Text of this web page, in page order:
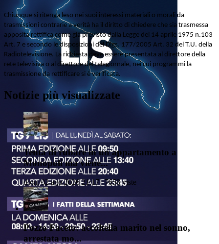
Chiunque si ritenga leso nei suoi interessi materiali o morali da
trasmissioni contrarie a verità ha il diritto di chiedere che sia trasmessa
apposita rettifica come già previsto dalla Legge del 14 aprile 1975 n.103
Art. 7 e secondo le disposizioni del Dlgs. 177/2005 Art. 32 del T.U. della
Radiotelevisione. La richiesta deve essere presentata al direttore della
rete televisiva o al direttore del telegiornale, nei cui programmi la
trasmissione da rettificare si è verificata.
Notizie più visualizzate
Tenta di rubare in un appartamento a
Monopoli ma viene...
dom, 02 ago 2026 21:17 | 7658 viste
Pozzo Faceto: accoltella marito nel sonno,
arrestata mo...